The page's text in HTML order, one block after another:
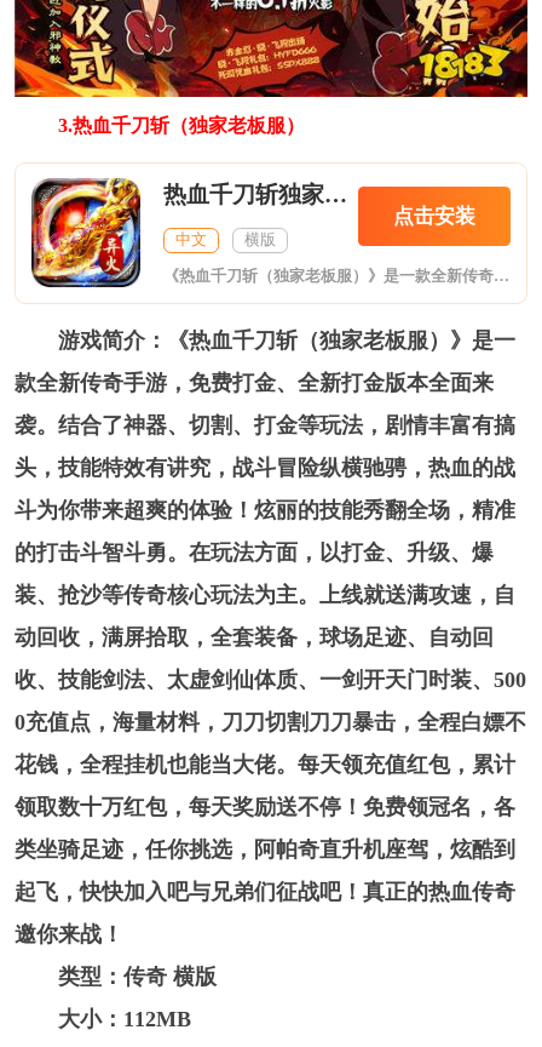
3.热血千刀斩（独家老板服）
热血千刀斩独家老板服
中文 横版
点击安装
《热血千刀斩（独家老板服）》是一款全新传奇手游，免费打金、全新打金版本全面来袭。结合了神器、切割、打金等玩法，剧情丰富有搞头，技能特效有讲究，战斗冒险纵横驰骋，热血的战斗为你带来超爽的体验！炫丽的技能秀翻全场，精准的打击斗智斗勇。在玩法方面，以打金、升级、爆装、抢沙等传奇核心玩法为主。上线就送满攻速，自动回收，满屏拾取，全套装备，球场足迹、自动回收、技能剑法、太虚剑仙体质、一剑开天门时装、5000充值点，海量材料，刀刀切割刀刀暴击，全程白嫖不花钱，全程挂机也能当大佬。
游戏简介：《热血千刀斩（独家老板服）》是一
款全新传奇手游，免费打金、全新打金版本全面来
袭。结合了神器、切割、打金等玩法，剧情丰富有搞
头，技能特效有讲究，战斗冒险纵横驰骋，热血的战
斗为你带来超爽的体验！炫丽的技能秀翻全场，精准
的打击斗智斗勇。在玩法方面，以打金、升级、爆
装、抢沙等传奇核心玩法为主。上线就送满攻速，自
动回收，满屏拾取，全套装备，球场足迹、自动回
收、技能剑法、太虚剑仙体质、一剑开天门时装、500
0充值点，海量材料，刀刀切割刀刀暴击，全程白嫖不
花钱，全程挂机也能当大佬。每天领充值红包，累计
领取数十万红包，每天奖励送不停！免费领冠名，各
类坐骑足迹，任你挑选，阿帕奇直升机座驾，炫酷到
起飞，快快加入吧与兄弟们征战吧！真正的热血传奇
邀你来战！
类型：传奇 横版
大小：112MB